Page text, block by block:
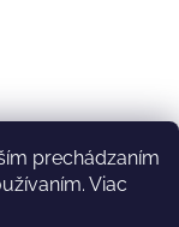
prechádzaním
Viac